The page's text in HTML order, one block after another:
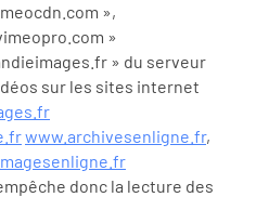
»,
»
» du serveur
sur les sites internet
www.archivesenligne.fr,
donc la lecture des